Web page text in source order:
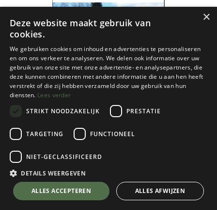
Craenen
Leuke uitstapjes in Nederland en
Vlaanderen
💬 Stel je vraag over dit product via WhatsApp
×
Deze website maakt gebruik van
cookies.
We gebruiken cookies om inhoud en advertenties te personaliseren
en om ons verkeer te analyseren. We delen ook informatie over uw
gebruik van onze site met onze advertentie- en analysepartners, die
deze kunnen combineren met andere informatie die u aan hen heeft
verstrekt of die zij hebben verzameld door uw gebruik van hun
diensten. Lees verder
STRIKT NOODZAKELIJK
PRESTATIE
TARGETING FUNCTIONEEL
NIET-GECLASSIFICEERD
DETAILS WEERGEVEN
ALLES ACCEPTEREN ALLES AFWIJZEN